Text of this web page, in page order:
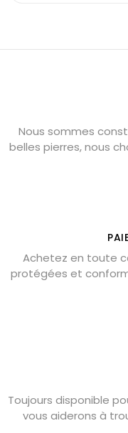
Bienfaits de la
L’améthyste est-
Chrysocolle : pierre
Obsidienne dorée :
Véritable citrine
Où placer la citrine
Cornaline :
Capricorne :
Shungite :
Bagues en
Lapis lazuli :
Nous sommes
belles pierres, nous
Achetez en toute
protégées et
Toujours disponible
vous aiderons à